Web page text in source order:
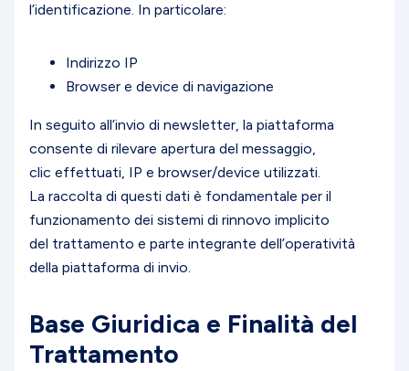
l’identificazione. In particolare:
Indirizzo IP
Browser e device di navigazione
In seguito all’invio di newsletter, la piattaforma
consente di rilevare apertura del messaggio,
clic effettuati, IP e browser/device utilizzati.
La raccolta di questi dati è fondamentale per il
funzionamento dei sistemi di rinnovo implicito
del trattamento e parte integrante dell’operatività
della piattaforma di invio.
Base Giuridica e Finalità del
Trattamento